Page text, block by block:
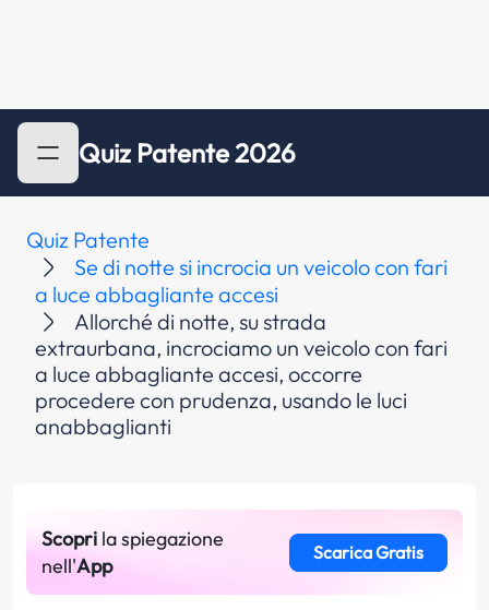
Quiz Patente 2026
Quiz Patente
Se di notte si incrocia un veicolo con fari
a luce abbagliante accesi
Allorché di notte, su strada
extraurbana, incrociamo un veicolo con fari
a luce abbagliante accesi, occorre
procedere con prudenza, usando le luci
anabbaglianti
Scopri la spiegazione
nell'App
Scarica Gratis